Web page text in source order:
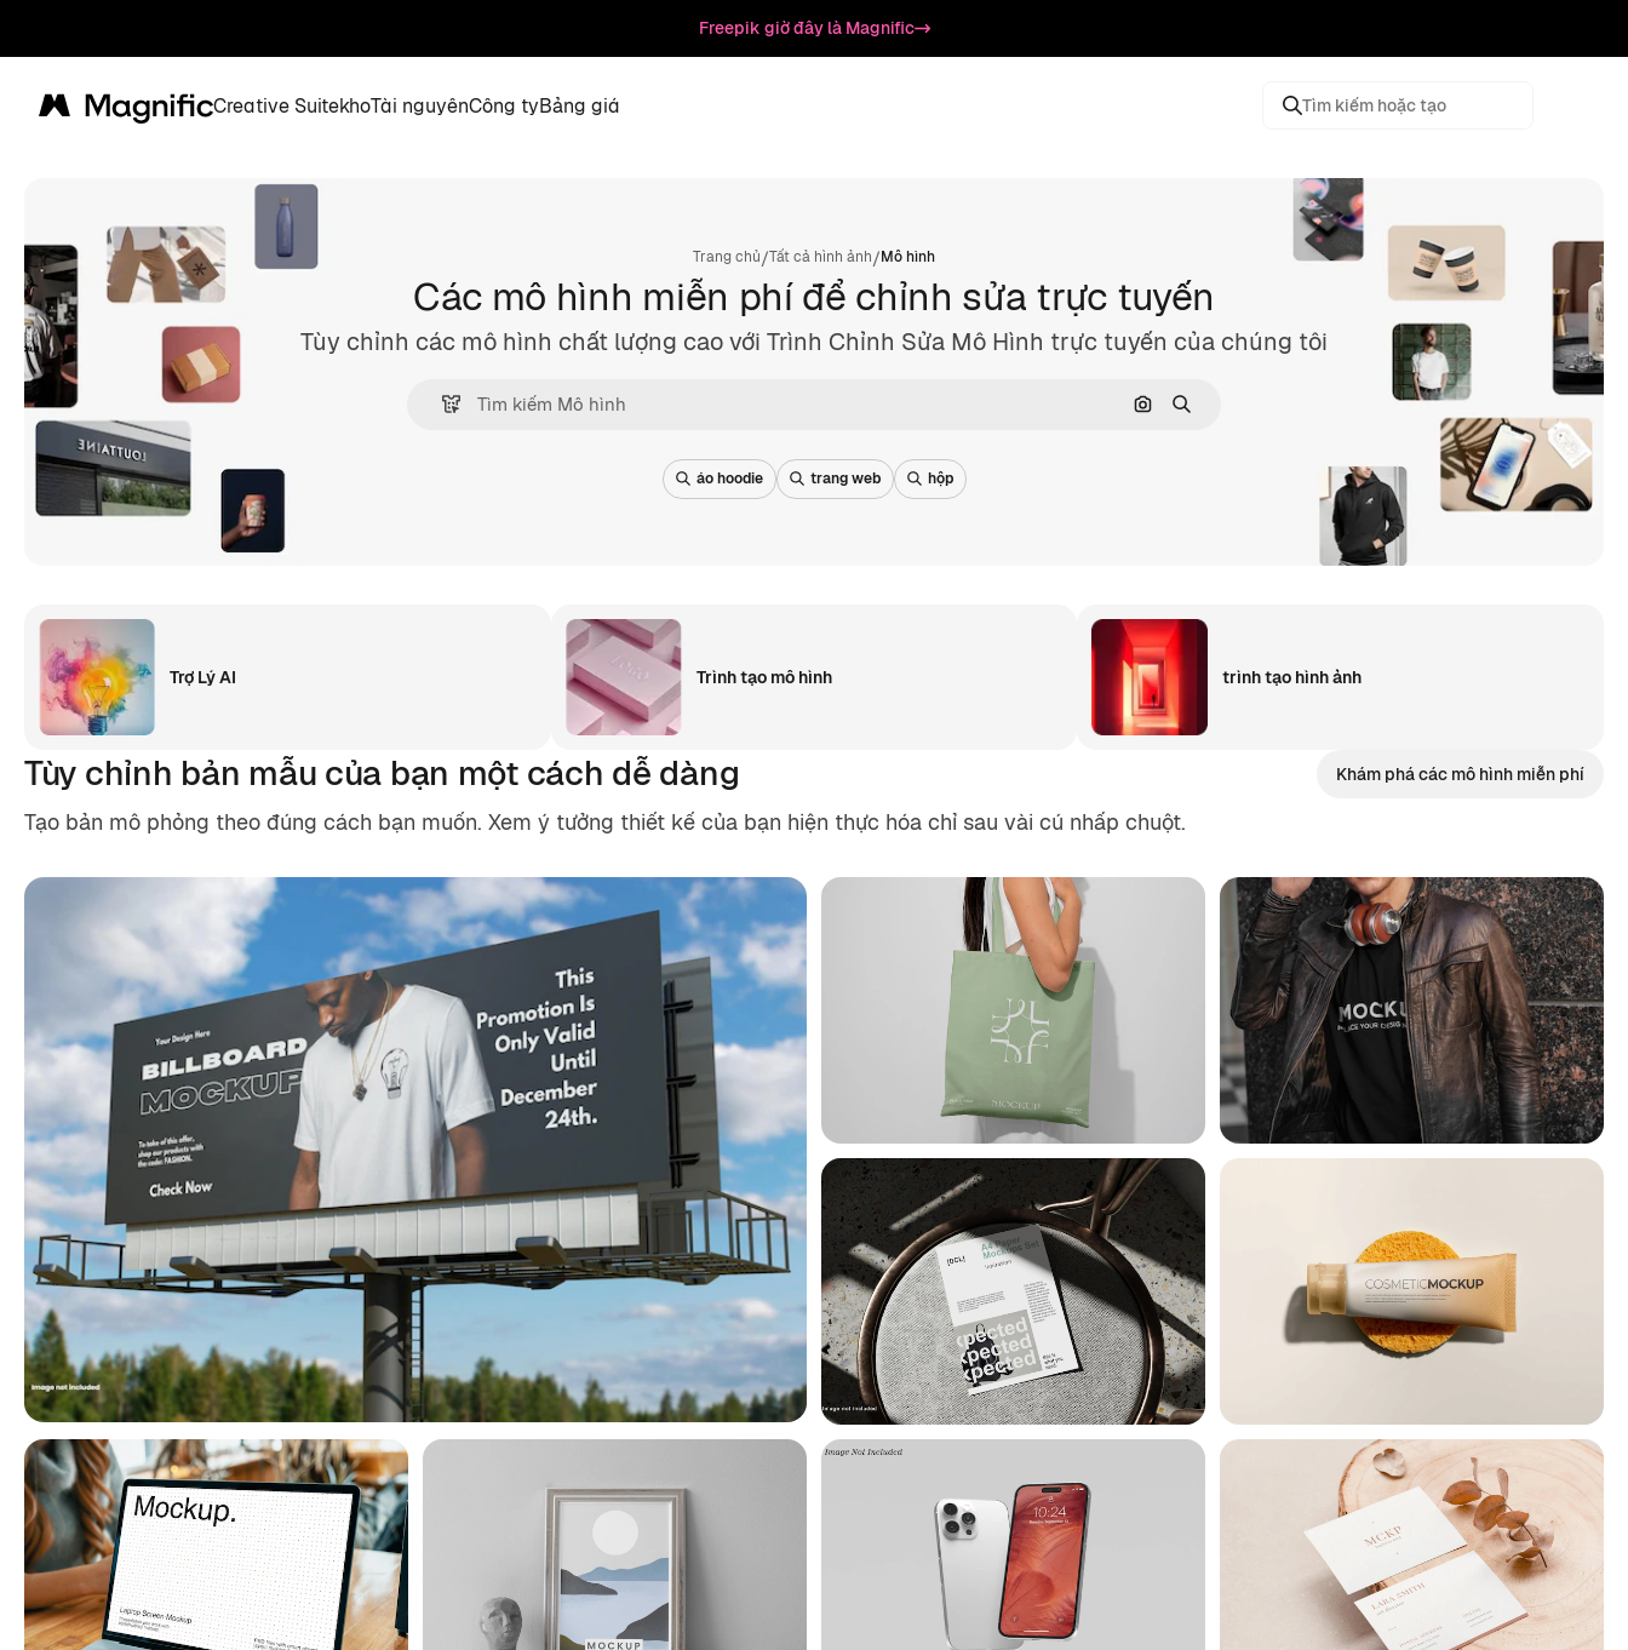
Freepik giờ đây là Magnific
Magnific Creative SuitekhoTài nguyênCông tyBảng giá Tìm kiếm hoặc tạo
Trang chủ/Tất cả hình ảnh/Mô hình
Các mô hình miễn phí để chỉnh sửa trực tuyến
Tùy chỉnh các mô hình chất lượng cao với Trình Chỉnh Sửa Mô Hình trực tuyến của chúng tôi
Tìm kiếm bằng hình ảnh
Tìm kiếm
áo hoodie trang web hộp
Trợ Lý AI Trình tạo mô hình trình tạo hình ảnh
Tùy chỉnh bản mẫu của bạn một cách dễ dàng
Tạo bản mô phỏng theo đúng cách bạn muốn. Xem ý tưởng thiết kế của bạn hiện thực hóa chỉ sau vài cú nhấp chuột.
Khám phá các mô hình miễn phí